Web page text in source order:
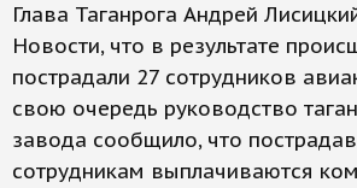
Глава Таганрога Андрей
Новости, что в результате
пострадали 27 сотрудников
свою очередь руководство
завода сообщило, что
сотрудникам выплачиваются